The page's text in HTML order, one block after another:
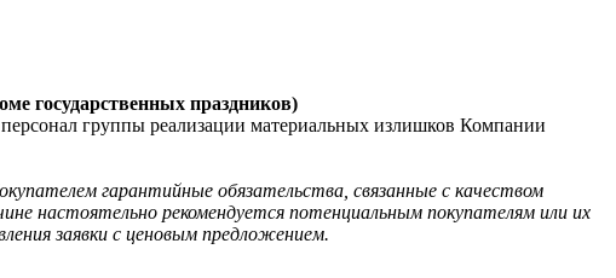
государственных праздников)
группы реализации материальных излишков Компании
гарантийные обязательства, связанные с качеством
настоятельно рекомендуется потенциальным покупателям или их
заявки с ценовым предложением.